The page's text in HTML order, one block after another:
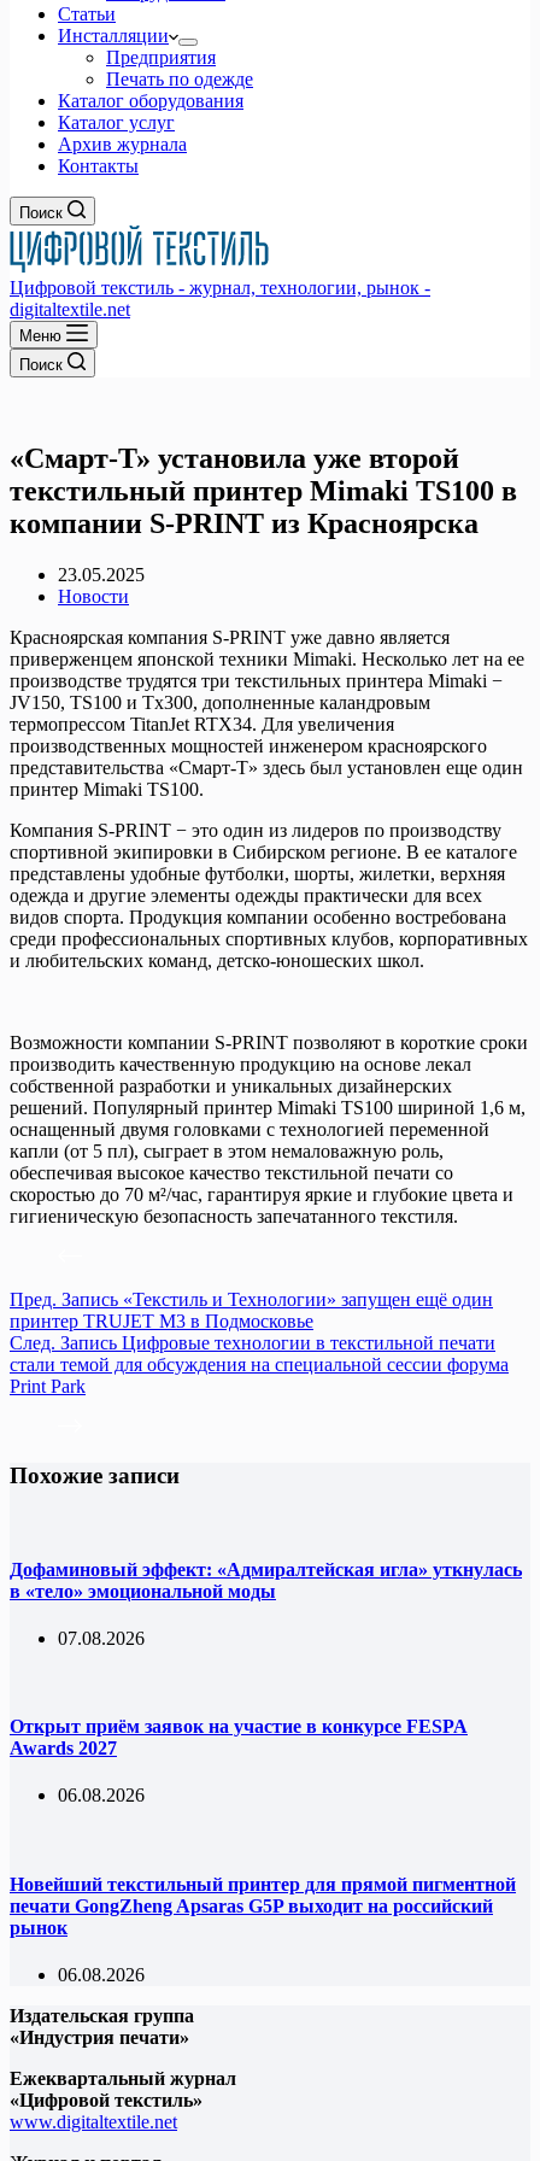
Статьи
Инсталляции
Предприятия
Печать по одежде
Каталог оборудования
Каталог услуг
Архив журнала
Контакты
Поиск
Цифровой текстиль - журнал, технологии, рынок -
digitaltextile.net
Меню
Поиск
«Смарт-Т» установила уже второй
текстильный принтер Mimaki TS100 в
компании S-PRINT из Красноярска
23.05.2025
Новости
Красноярская компания S-PRINT уже давно является
приверженцем японской техники Mimaki. Несколько лет на ее
производстве трудятся три текстильных принтера Mimaki −
JV150, TS100 и Tx300, дополненные каландровым
термопрессом TitanJet RTX34. Для увеличения
производственных мощностей инженером красноярского
представительства «Смарт-Т» здесь был установлен еще один
принтер Mimaki TS100.
Компания S-PRINT − это один из лидеров по производству
спортивной экипировки в Сибирском регионе. В ее каталоге
представлены удобные футболки, шорты, жилетки, верхняя
одежда и другие элементы одежды практически для всех
видов спорта. Продукция компании особенно востребована
среди профессиональных спортивных клубов, корпоративных
и любительских команд, детско-юношеских школ.
Возможности компании S-PRINT позволяют в короткие сроки
производить качественную продукцию на основе лекал
собственной разработки и уникальных дизайнерских
решений. Популярный принтер Mimaki TS100 шириной 1,6 м,
оснащенный двумя головками с технологией переменной
капли (от 5 пл), сыграет в этом немаловажную роль,
обеспечивая высокое качество текстильной печати со
скоростью до 70 м²/час, гарантируя яркие и глубокие цвета и
гигиеническую безопасность запечатанного текстиля.
Пред. Запись «Текстиль и Технологии» запущен ещё один
принтер TRUJET M3 в Подмосковье
След. Запись Цифровые технологии в текстильной печати
стали темой для обсуждения на специальной сессии форума
Print Park
Похожие записи
Дофаминовый эффект: «Адмиралтейская игла» уткнулась
в «тело» эмоциональной моды
07.08.2026
Открыт приём заявок на участие в конкурсе FESPA
Awards 2027
06.08.2026
Новейший текстильный принтер для прямой пигментной
печати GongZheng Apsaras G5P выходит на российский
рынок
06.08.2026
Издательская группа
«Индустрия печати»
Ежеквартальный журнал
«Цифровой текстиль»
www.digitaltextile.net